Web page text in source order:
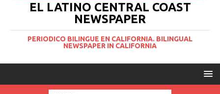
EL LATINO CENTRAL COAST
NEWSPAPER
PERIODICO BILINGUE EN CALIFORNIA. BILINGUAL
NEWSPAPER IN CALIFORNIA